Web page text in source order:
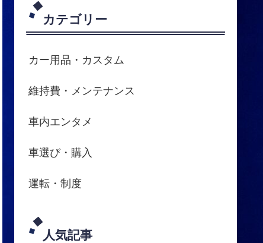
カテゴリー
カー用品・カスタム
維持費・メンテナンス
車内エンタメ
車選び・購入
運転・制度
人気記事